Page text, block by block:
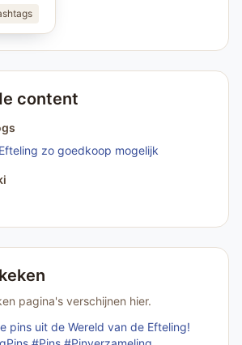
content
zo goedkoop mogelijk
pagina's verschijnen hier.
pins uit de Wereld van de Efteling!